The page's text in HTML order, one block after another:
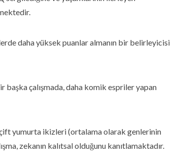
daha yüksek puanlar almanın bir belirleyicisi
çalışmada, daha komik espriler yapan
yumurta ikizleri (ortalama olarak genlerinin
zekanın kalıtsal olduğunu kanıtlamaktadır.